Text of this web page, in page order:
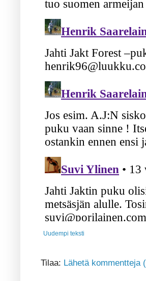
Uudempi teksti
Tilaa: Lähetä kommentteja